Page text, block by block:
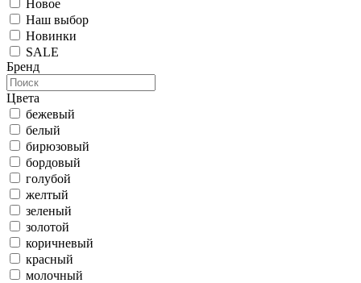
Новое
Наш выбор
Новинки
SALE
Бренд
Цвета
бежевый
белый
бирюзовый
бордовый
голубой
желтый
зеленый
золотой
коричневый
красный
молочный